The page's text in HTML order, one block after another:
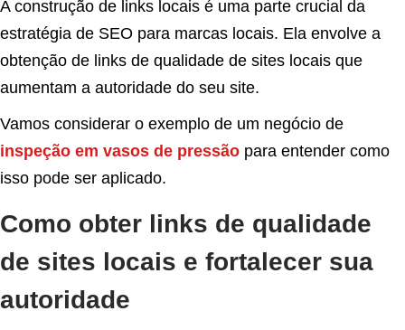
A construção de links locais é uma parte crucial da
estratégia de SEO para marcas locais. Ela envolve a
obtenção de links de qualidade de sites locais que
aumentam a autoridade do seu site.
Vamos considerar o exemplo de um negócio de
inspeção em vasos de pressão para entender como
isso pode ser aplicado.
Como obter links de qualidade
de sites locais e fortalecer sua
autoridade